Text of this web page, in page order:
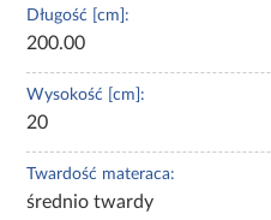
Długość [cm]:
200.00
Wysokość [cm]:
20
Twardość materaca:
średnio twardy